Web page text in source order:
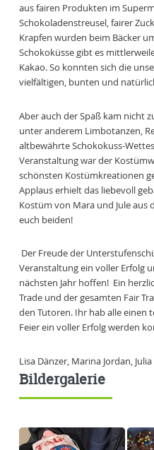
aus fairen Produkten im
Schokoladenstreusel, fairer
Krapfen wurden beim Bäcker
Schokoküsse gibt es
Kakao. So konnten sich die
vielfältigen, bunten und
Aber auch der Spaß kam nicht
unter anderem Limbotanzen,
altbewährte Schokokuss-
Veranstaltung war der
schönsten Kostümkreationen
Applaus erhielt das liebevoll
Kostüm von Mara und Jule aus
euch beiden!
Der Freude der
Veranstaltung ein voller Erfolg
nächsten Jahr hoffen! Ein
Trade und der gesamten Fair
den Tutoren. Ihr hab alle einen
Feier ein voller Erfolg werden
Lisa Dänzer, Marina Jordan,
Bildergalerie